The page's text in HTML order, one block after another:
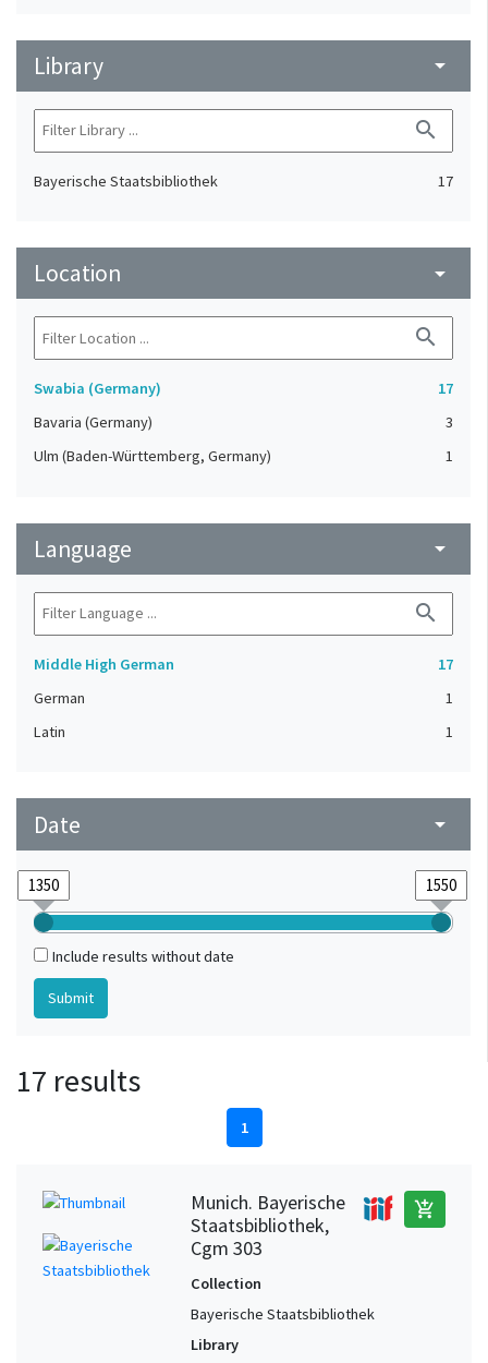
Library arrow_drop_down
search
Bayerische Staatsbibliothek 17
Location arrow_drop_down
search
Swabia (Germany)
17
Bavaria (Germany)
3
Ulm (Baden-Württemberg, Germany)
1
Language arrow_drop_down
search
Middle High German
17
German
1
Latin
1
Date arrow_drop_down
Include results without date
17 results
1
Munich. Bayerische
Staatsbibliothek,
Cgm 303
add_shopping_cart
Collection
Bayerische Staatsbibliothek
Library